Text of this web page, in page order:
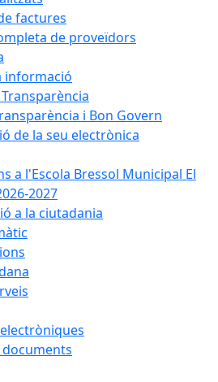
factures
de proveïdors
informació
i Bon Govern
de la seu electrònica
a l'Escola Bressol Municipal El
2027
a la ciutadania